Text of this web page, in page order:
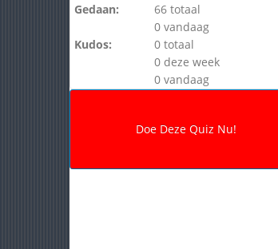
Gedaan:
66 totaal
0 vandaag
Kudos:
0 totaal
0 deze week
0 vandaag